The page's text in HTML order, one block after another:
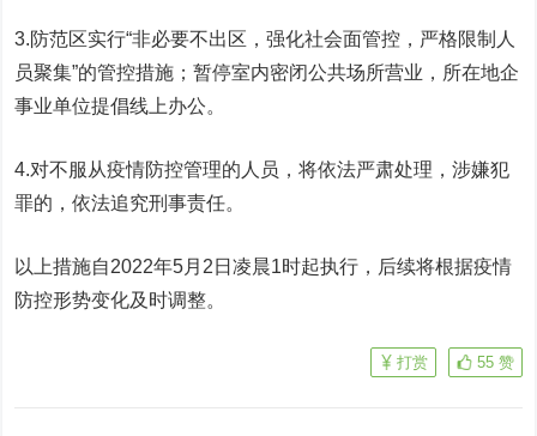
3.防范区实行“非必要不出区，强化社会面管控，严格限制人
员聚集”的管控措施；暂停室内密闭公共场所营业，所在地企
事业单位提倡线上办公。
4.对不服从疫情防控管理的人员，将依法严肃处理，涉嫌犯
罪的，依法追究刑事责任。
以上措施自2022年5月2日凌晨1时起执行，后续将根据疫情
防控形势变化及时调整。
55 赞
打赏